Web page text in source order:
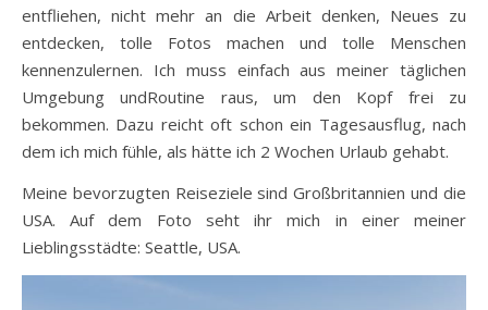
entfliehen, nicht mehr an die Arbeit denken, Neues zu
entdecken, tolle Fotos machen und tolle Menschen
kennenzulernen. Ich muss einfach aus meiner täglichen
Umgebung undRoutine raus, um den Kopf frei zu
bekommen. Dazu reicht oft schon ein Tagesausflug, nach
dem ich mich fühle, als hätte ich 2 Wochen Urlaub gehabt.
Meine bevorzugten Reiseziele sind Großbritannien und die
USA. Auf dem Foto seht ihr mich in einer meiner
Lieblingsstädte: Seattle, USA.